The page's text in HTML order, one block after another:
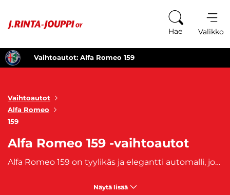
Hae Valikko
Vaihtoautot: Alfa Romeo 159
Vaihtoautot
Alfa Romeo
159
Alfa Romeo 159 -vaihtoautot
Alfa Romeo 159 on tyylikäs ja elegantti automalli, joka tarjoaa urheilullista suorituskykyä ja hienostunutta muotoilua. Alfa Romeo 159 -vaihtoautot ovat houkutteleva vaihtoehto niille, jotka etsivät luotettavaa ja tyylikästä autoa. Alfa Romeo 159 yhdistää ajonautinnon ja italialaisen tyylin, ja niistä löytyy monia houkuttelevia ominaisuuksia. Tutustu Alfa Romeo 159 -vaihtoautojen valikoimaan ja löydä itsellesi sopiva vaihtoehto jo tänään!
Näytä lisää